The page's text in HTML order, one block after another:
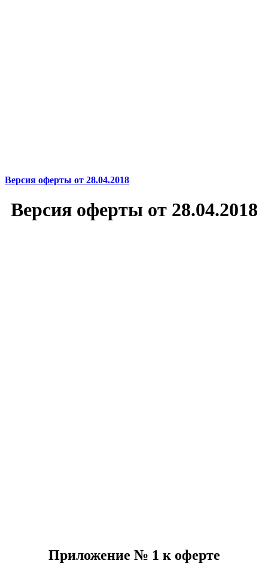
Версия оферты от 28.04.2018
Версия оферты от 28.04.2018
Приложение № 1 к оферте